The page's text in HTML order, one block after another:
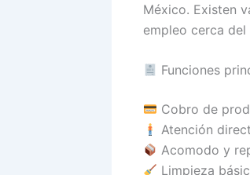
México. Existen
empleo cerca
Funciones
Cobro de
Atención
Acomodo y
Limpieza